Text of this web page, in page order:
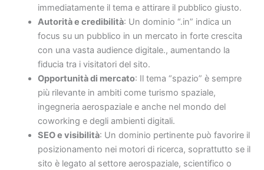
immediatamente il tema e attirare il pubblico giusto.
Autorità e credibilità: Un dominio “.in” indica un
focus su un pubblico in un mercato in forte crescita
con una vasta audience digitale., aumentando la
fiducia tra i visitatori del sito.
Opportunità di mercato: Il tema “spazio” è sempre
più rilevante in ambiti come turismo spaziale,
ingegneria aerospaziale e anche nel mondo del
coworking e degli ambienti digitali.
SEO e visibilità: Un dominio pertinente può favorire il
posizionamento nei motori di ricerca, soprattutto se il
sito è legato al settore aerospaziale, scientifico o